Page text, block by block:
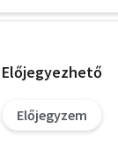
Előjegyezhető
Előjegyzem